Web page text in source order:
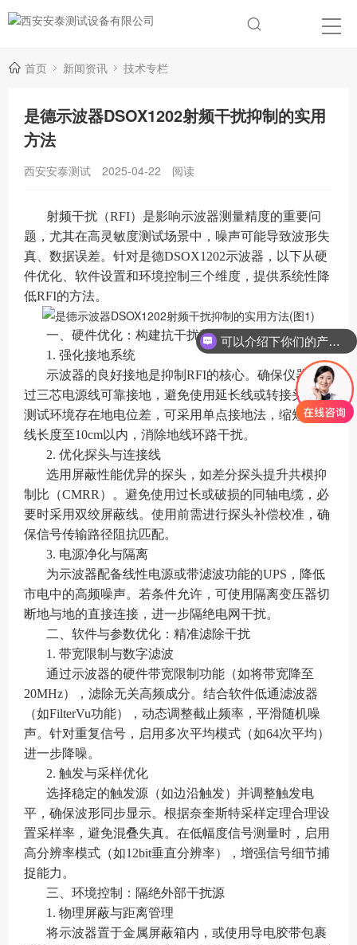
首页 新闻资讯 技术专栏
是德示波器DSOX1202射频干扰抑制的实用
方法
西安安泰测试 2025-04-22 阅读
射频干扰（RFI）是影响示波器测量精度的重要问
题，尤其在高灵敏度测试场景中，噪声可能导致波形失
真、数据误差。针对是德DSOX1202示波器，以下从硬
件优化、软件设置和环境控制三个维度，提供系统性降
低RFI的方法。
一、硬件优化：构建抗干扰基础
1. 强化接地系统
示波器的良好接地是抑制RFI的核心。确保仪器通
过三芯电源线可靠接地，避免使用延长线或转接头。若
测试环境存在地电位差，可采用单点接地法，缩短接地
线长度至10cm以内，消除地线环路干扰。
2. 优化探头与连接线
选用屏蔽性能优异的探头，如差分探头提升共模抑
制比（CMRR）。避免使用过长或破损的同轴电缆，必
要时采用双绞屏蔽线。使用前需进行探头补偿校准，确
保信号传输路径阻抗匹配。
3. 电源净化与隔离
为示波器配备线性电源或带滤波功能的UPS，降低
市电中的高频噪声。若条件允许，可使用隔离变压器切
断地与地的直接连接，进一步隔绝电网干扰。
二、软件与参数优化：精准滤除干扰
1. 带宽限制与数字滤波
通过示波器的硬件带宽限制功能（如将带宽降至
20MHz），滤除无关高频成分。结合软件低通滤波器
（如FilterVu功能），动态调整截止频率，平滑随机噪
声。针对重复信号，启用多次平均模式（如64次平均）
进一步降噪。
2. 触发与采样优化
选择稳定的触发源（如边沿触发）并调整触发电
平，确保波形同步显示。根据奈奎斯特采样定理合理设
置采样率，避免混叠失真。在低幅度信号测量时，启用
高分辨率模式（如12bit垂直分辨率），增强信号细节捕
捉能力。
三、环境控制：隔绝外部干扰源
1. 物理屏蔽与距离管理
将示波器置于金属屏蔽箱内，或使用导电胶带包裹
可以介绍下你们的产品么？